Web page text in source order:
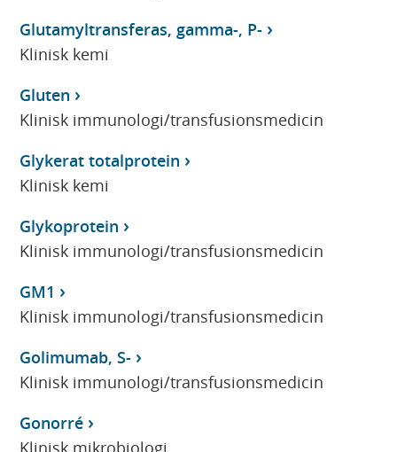
Glutamyltransferas, gamma-, P-
Klinisk kemi
Gluten
Klinisk immunologi/transfusionsmedicin
Glykerat totalprotein
Klinisk kemi
Glykoprotein
Klinisk immunologi/transfusionsmedicin
GM1
Klinisk immunologi/transfusionsmedicin
Golimumab, S-
Klinisk immunologi/transfusionsmedicin
Gonorré
Klinisk mikrobiologi